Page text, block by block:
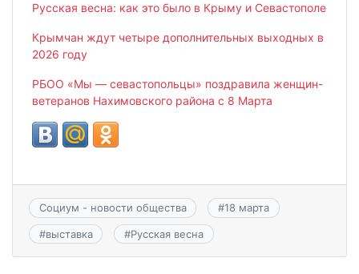
Русская весна: как это было в Крыму и Севастополе
Крымчан ждут четыре дополнительных выходных в
2026 году
РБОО «Мы — севастопольцы» поздравила женщин-
ветеранов Нахимовского района с 8 Марта
Социум - новости общества #18 марта
#выставка #Русская весна